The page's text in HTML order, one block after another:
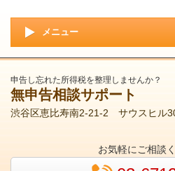
メニュー
申告し忘れた所得税を整理しませんか？
無申告相談サポート
渋谷区恵比寿南2-21-2 サウスヒル
お気軽にご相談